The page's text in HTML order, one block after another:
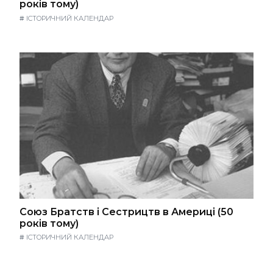
років тому)
# ІСТОРИЧНИЙ КАЛЕНДАР
Союз Братств і Сестрицтв в Америці (50
років тому)
# ІСТОРИЧНИЙ КАЛЕНДАР